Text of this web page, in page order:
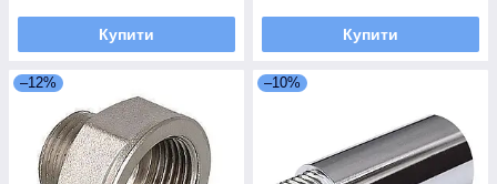
Купити Купити
–12% –10%